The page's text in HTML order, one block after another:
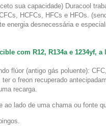
sua capacidade) Duracool
HCFCs, HFCs e HFOs.
energia desnecessária e
com R12, R134a e 1234yf,
flúor (antigo gás poluente):
o freon recuperado
recarga.
ao lado de uma chama ou fonte